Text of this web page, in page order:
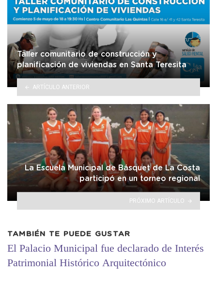
Taller comunitario de construcción y
planificación de viviendas en Santa Teresita
ARTÍCULO ANTERIOR
La Escuela Municipal de Básquet de La Costa
participó en un torneo regional
PRÓXIMO ARTÍCULO
TAMBIÉN TE PUEDE GUSTAR
El Palacio Municipal fue declarado de Interés
Patrimonial Histórico Arquitectónico